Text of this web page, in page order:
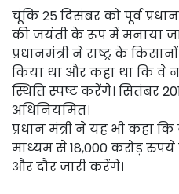
चूंकि 25 दिसंबर को पूर्व
की जयंती के रूप में मनाया
प्रधानमंत्री ने राष्ट्र के
किया था और कहा था कि वे
स्थिति स्पष्ट करेंगे। सितंबर
अधिनियमित।
प्रधान मंत्री ने यह भी कहा
माध्यम से 18,000 करोड़
और दौर जारी करेंगे।